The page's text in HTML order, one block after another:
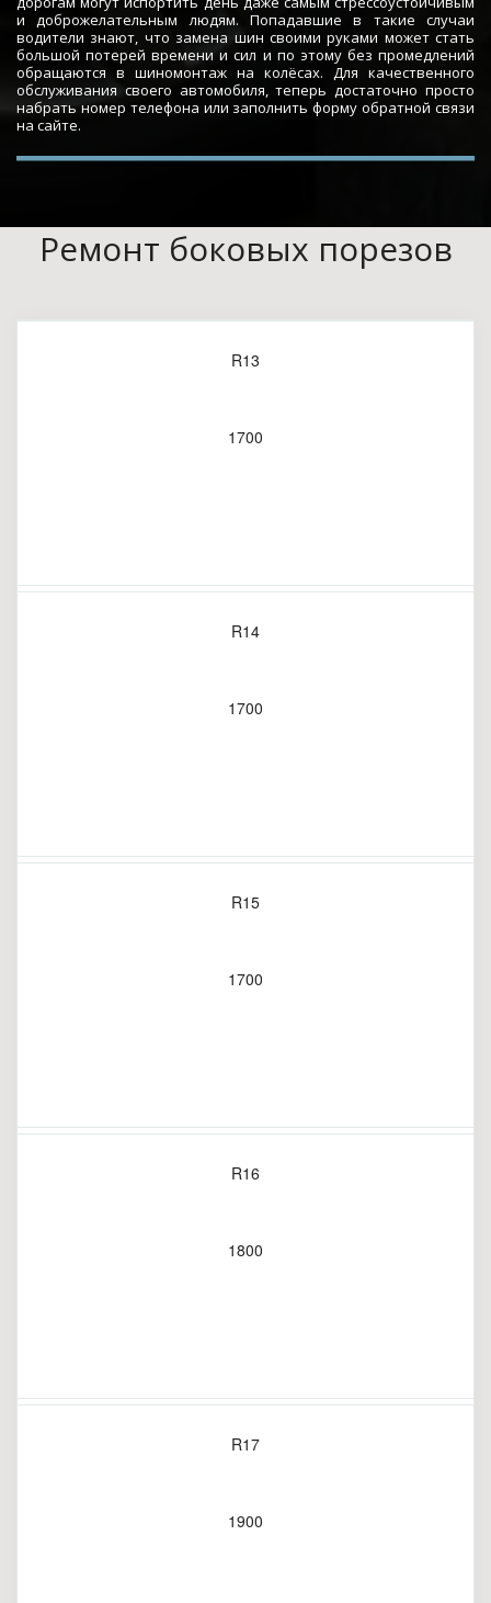
и доброжелательным людям. Попадавшие в такие случаи
водители знают, что замена шин своими руками может стать
большой потерей времени и сил и по этому без промедлений
обращаются в шиномонтаж на колёсах. Для качественного
обслуживания своего автомобиля, теперь достаточно просто
набрать номер телефона или заполнить форму обратной связи
на сайте.
Ремонт боковых порезов
R13
1700
R14
1700
R15
1700
R16
1800
R17
1900